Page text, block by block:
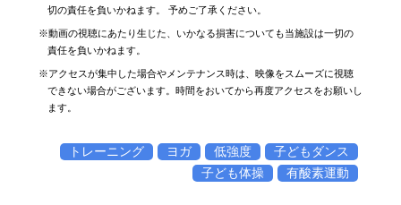
切の責任を負いかねます。 予めご了承ください。
※動画の視聴にあたり生じた、いかなる損害についても当施設は一切の
責任を負いかねます。
※アクセスが集中した場合やメンテナンス時は、映像をスムーズに視聴
できない場合がございます。時間をおいてから再度アクセスをお願いし
ます。
トレーニング ヨガ 低強度
子どもダンス
子ども体操
有酸素運動